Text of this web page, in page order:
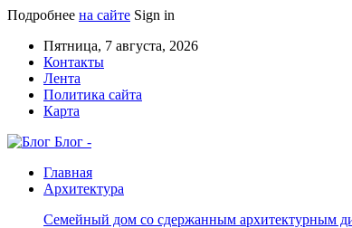
Подробнее на сайте Sign in
Пятница, 7 августа, 2026
Контакты
Лента
Политика сайта
Карта
Блог -
Главная
Архитектура
Семейный дом со сдержанным архитектурным